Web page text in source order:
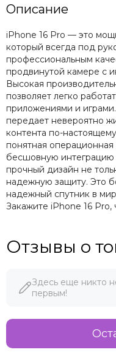
Описание
iPhone 16 Pro — это
который всегда под
профессиональным
продвинутой камере с
Высокая
позволяет легко
приложениями и
передает невероятно
контента по-
понятная
бесшовную интеграцию
прочный дизайн не
надежную защиту. Это
надежный спутник в
Закажите iPhone 16 Pro,
Отзывы о
Здесь еще никто
первым!